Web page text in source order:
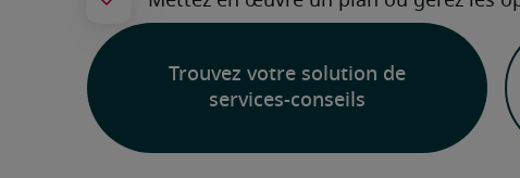
Trouvez votre solution de
services-conseils